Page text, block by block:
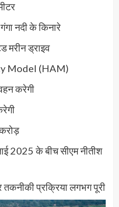
नदी के किनारे
मरीन ड्राइव
Model (HAM)
करेगी
2025 के बीच सीएम नीतीश
तकनीकी प्रक्रिया लगभग पूरी